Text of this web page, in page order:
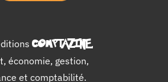
COMPTAZINE.
économie, gestion,
et comptabilité.